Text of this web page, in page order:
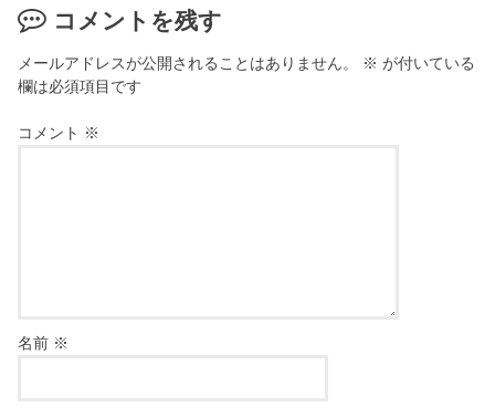
コメントを残す
メールアドレスが公開されることはありません。 ※ が付いている
欄は必須項目です
コメント ※
名前 ※